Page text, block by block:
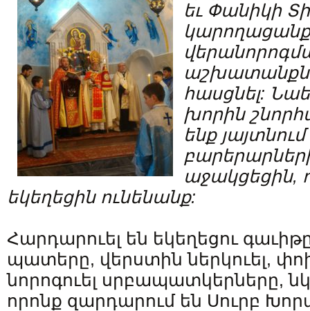
եւ Փանիկի
կարողացանք
հասցնել:
խորին
ենք
աջակցեցին,
եկեղեցին ունենանք:
Հարդարուել են եկեղեցու
պատերը, վերստին ներկուել,
նորոգուել սրբապատկերները,
որոնք զարդարում են Սուրբ